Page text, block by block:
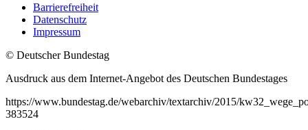
Barrierefreiheit
Datenschutz
Impressum
© Deutscher Bundestag
Ausdruck aus dem Internet-Angebot des Deutschen Bundestages
https://www.bundestag.de/webarchiv/textarchiv/2015/
383524